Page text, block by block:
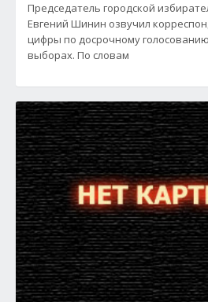
Председатель городской
Евгений Шинин озвучил
цифры по досрочному
выборах. По словам